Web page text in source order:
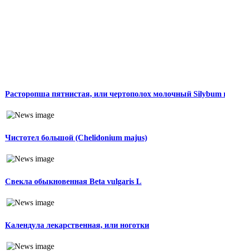
Расторопша пятнистая, или чертополох молочный Silybum
Чистотел большой (Chelidonium majus)
Свекла обыкновенная Beta vulgaris L
Календула лекарственная, или ноготки